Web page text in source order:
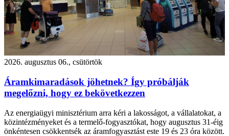
2026. augusztus 06., csütörtök
Áramkimaradások jöhetnek? Így próbálják
megelőzni, hogy ez bekövetkezzen
Az energiaügyi minisztérium arra kéri a lakosságot, a vállalatokat, a
közintézményeket és a termelő-fogyasztókat, hogy augusztus 31-éig
önkéntesen csökkentsék az áramfogyasztást este 19 és 23 óra között.